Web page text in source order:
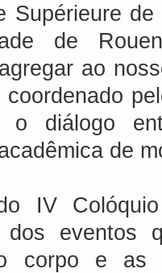
Supérieure
de
ao
coordenado
diálogo
de
IV
eventos
corpo e as